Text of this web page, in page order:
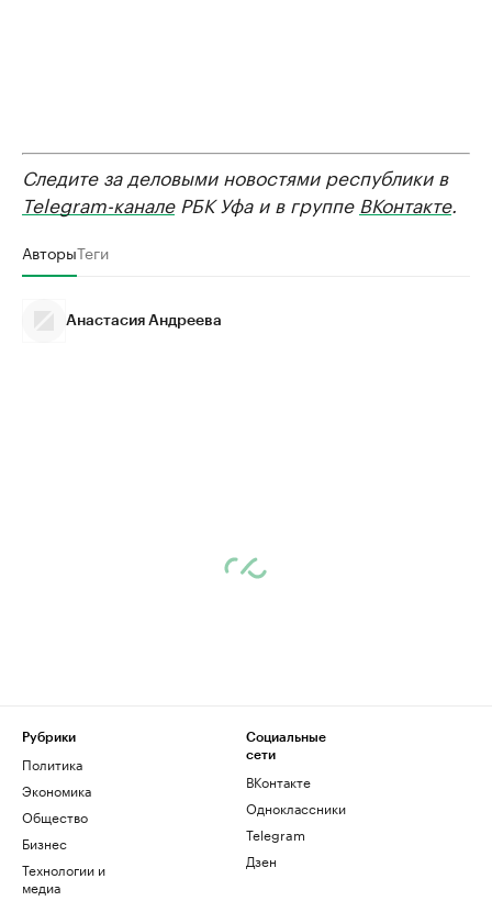
Следите за деловыми новостями республики в
Telegram-каналеРБК Уфа и в группе ВКонтакте.
АвторыТеги
Анастасия Андреева
Рубрики
Политика
Экономика
Общество
Бизнес
Технологии и
медиа
Социальные
сети
ВКонтакте
Одноклассники
Telegram
Дзен